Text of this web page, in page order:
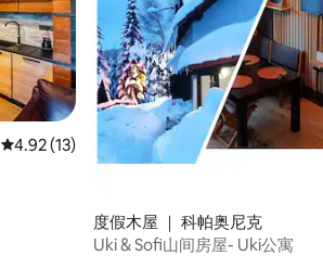
平均评分 4.92 分（满分 5 分），共 13 条评价
4.92 (13)
度假木屋 ｜ 科帕奥尼克
Uki & Sofi山间房屋- Uki公寓